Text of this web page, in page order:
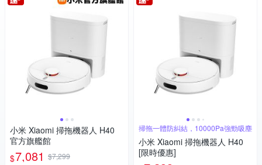
小米 Xiaomi 掃拖機器人 H40
官方旗艦館
$7,081 $7,299
掃拖一體防糾結，10000Pa強勁吸塵
小米 Xiaomi 掃拖機器人 H40
[限時優惠]